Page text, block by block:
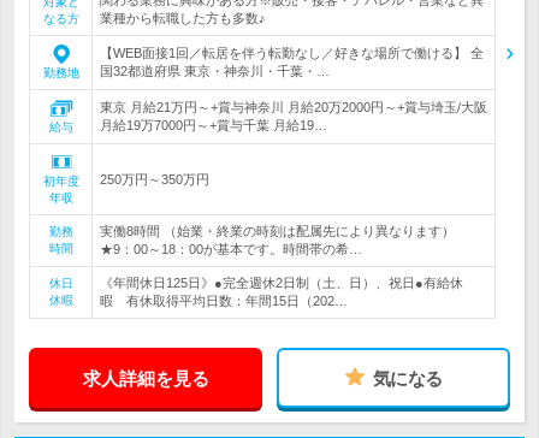
なる方
業種から転職した方も多数♪
勤務地
【WEB面接1回／転居を伴う転勤なし／好きな場所で働ける】 全
国32都道府県 東京・神奈川・千葉・…
給与
東京 月給21万円～+賞与神奈川 月給20万2000円～+賞与埼玉/大阪
月給19万7000円～+賞与千葉 月給19…
初年度
年収
250万円～350万円
勤務
時間
実働8時間 （始業・終業の時刻は配属先により異なります）
★9：00～18：00が基本です。時間帯の希…
休日
休暇
《年間休日125日》●完全週休2日制（土、日）、祝日●有給休
暇 有休取得平均日数：年間15日（202…
求人詳細を見る 気になる